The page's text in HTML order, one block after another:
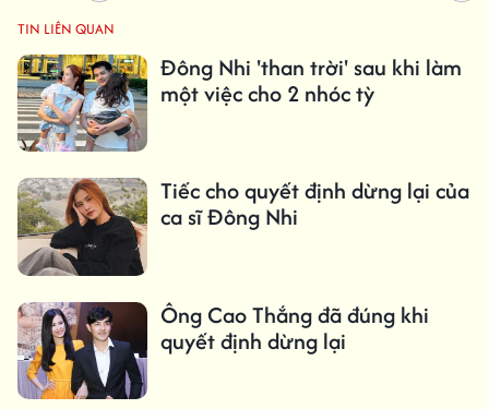
TIN LIÊN QUAN
Đông Nhi 'than trời' sau khi làm
một việc cho 2 nhóc tỳ
Tiếc cho quyết định dừng lại của
ca sĩ Đông Nhi
Ông Cao Thắng đã đúng khi
quyết định dừng lại